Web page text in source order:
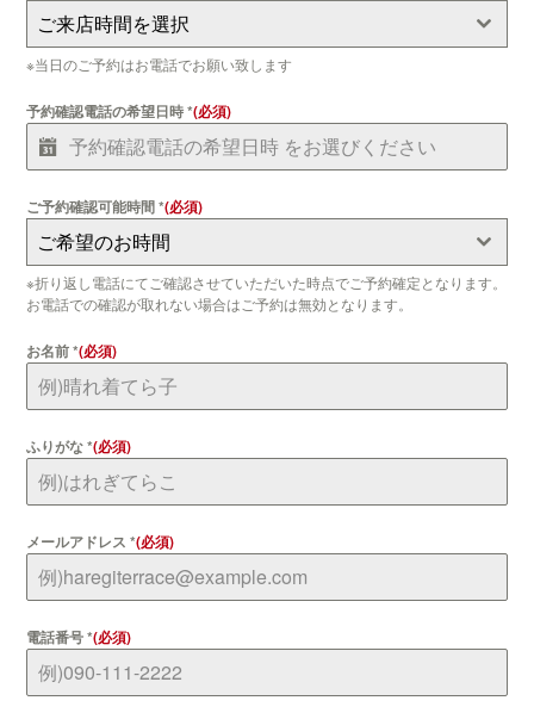
ご来店時間を選択
※当日のご予約はお電話でお願い致します
予約確認電話の希望日時*
ご予約確認可能時間*
ご希望のお時間
※折り返し電話にてご確認させていただいた時点でご予約確定となります。
お電話での確認が取れない場合はご予約は無効となります。
お名前*
ふりがな*
メールアドレス*
電話番号*